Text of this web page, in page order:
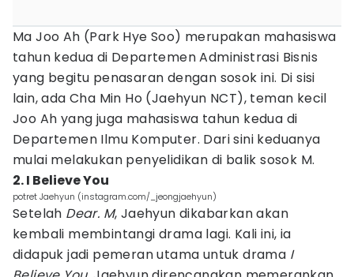
Ma Joo Ah (Park Hye Soo) merupakan mahasiswa
tahun kedua di Departemen Administrasi Bisnis
yang begitu penasaran dengan sosok ini. Di sisi
lain, ada Cha Min Ho (Jaehyun NCT), teman kecil
Joo Ah yang juga mahasiswa tahun kedua di
Departemen Ilmu Komputer. Dari sini keduanya
mulai melakukan penyelidikan di balik sosok M.
2. I Believe You
potret Jaehyun (instagram.com/_jeongjaehyun)
Setelah Dear. M, Jaehyun dikabarkan akan
kembali membintangi drama lagi. Kali ini, ia
didapuk jadi pemeran utama untuk drama I